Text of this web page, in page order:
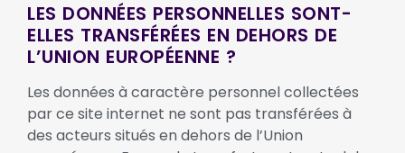
LES DONNÉES PERSONNELLES SONT-
ELLES TRANSFÉRÉES EN DEHORS DE
L’UNION EUROPÉENNE ?
Les données à caractère personnel collectées
par ce site internet ne sont pas transférées à
des acteurs situés en dehors de l’Union